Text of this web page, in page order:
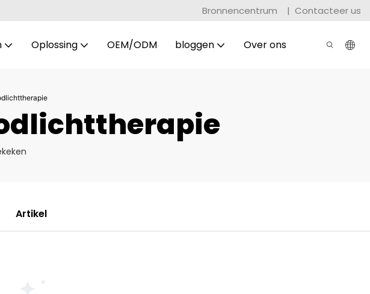
Bronnencentrum | Contacteer us
Oplossing OEM/ODM bloggen Over ons
Artikel